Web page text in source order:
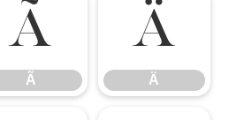
Ã
Ã
Ä
Ä